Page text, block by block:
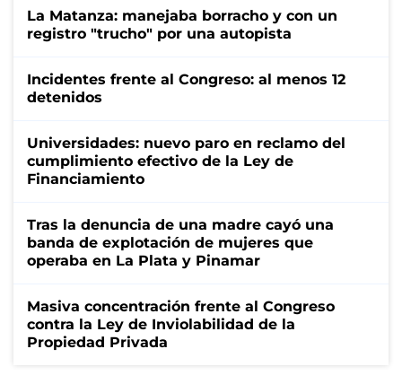
La Matanza: manejaba borracho y con un
registro "trucho" por una autopista
Incidentes frente al Congreso: al menos 12
detenidos
Universidades: nuevo paro en reclamo del
cumplimiento efectivo de la Ley de
Financiamiento
Tras la denuncia de una madre cayó una
banda de explotación de mujeres que
operaba en La Plata y Pinamar
Masiva concentración frente al Congreso
contra la Ley de Inviolabilidad de la
Propiedad Privada